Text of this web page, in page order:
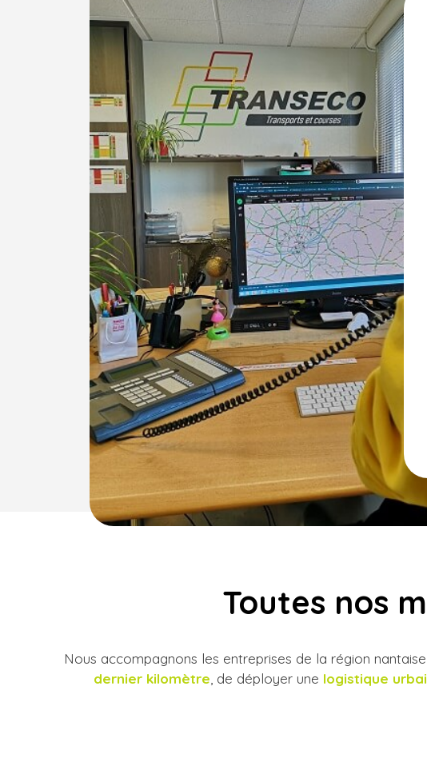
Toutes nos
Nous accompagnons les entreprises de la région
dernier kilomètre, de déployer une logistique